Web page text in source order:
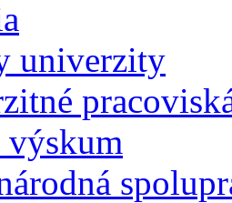
univerzity
výskum